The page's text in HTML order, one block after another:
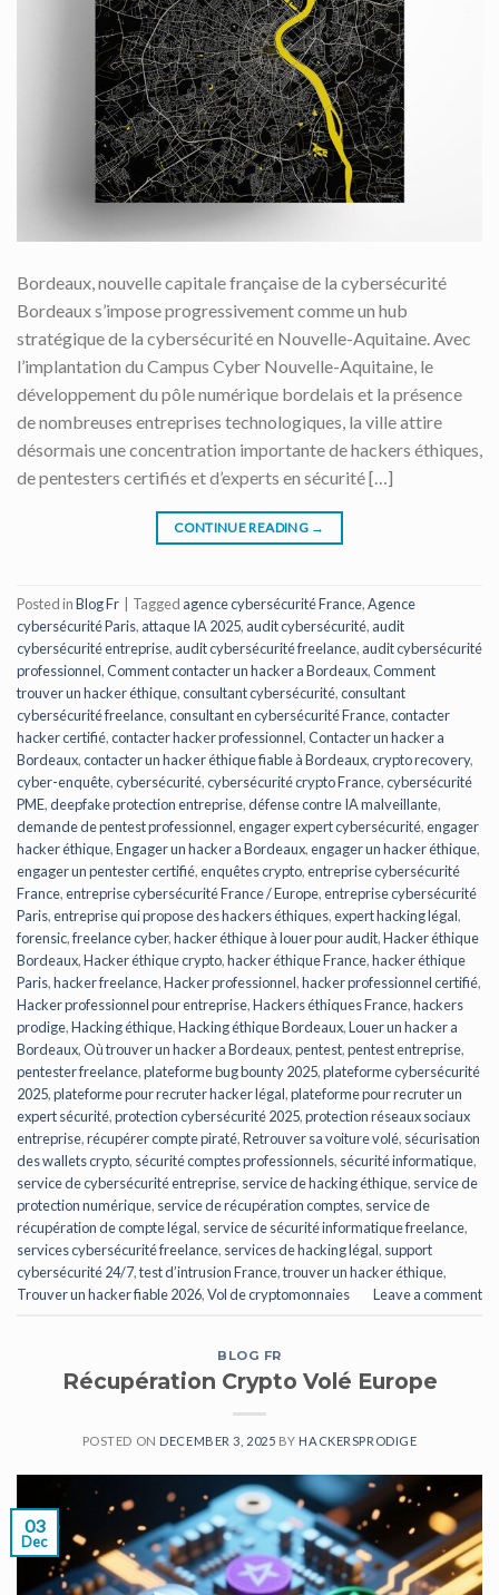
Bordeaux, nouvelle capitale française de la cybersécurité
Bordeaux s’impose progressivement comme un hub
stratégique de la cybersécurité en Nouvelle-Aquitaine. Avec
l’implantation du Campus Cyber Nouvelle-Aquitaine, le
développement du pôle numérique bordelais et la présence
de nombreuses entreprises technologiques, la ville attire
désormais une concentration importante de hackers éthiques,
de pentesters certifiés et d’experts en sécurité […]
CONTINUE READING →
Posted inBlog Fr Tagged agence cybersécurité France,Agence
cybersécurité Paris, attaque IA 2025, audit cybersécurité, audit
cybersécurité entreprise, audit cybersécurité freelance, audit cybersécurité
professionnel,Comment contacter un hacker a Bordeaux,Comment
trouver un hacker éthique,consultant cybersécurité,consultant
cybersécurité freelance,consultant en cybersécurité France,contacter
hacker certifié,contacter hacker professionnel,Contacter un hacker a
Bordeaux,contacter un hacker éthique fiable à Bordeaux,crypto recovery,
cyber-enquête,cybersécurité,cybersécurité crypto France,cybersécurité
PME,deepfake protection entreprise,défense contre IA malveillante,
demande de pentest professionnel,engager expert cybersécurité,engager
hacker éthique,Engager un hacker a Bordeaux,engager un hacker éthique,
engager un pentester certifié,enquêtes crypto,entreprise cybersécurité
France,entreprise cybersécurité France / Europe,entreprise cybersécurité
Paris,entreprise qui propose des hackers éthiques,expert hacking légal,
forensic,freelance cyber,hacker éthique à louer pour audit,Hacker éthique
Bordeaux,Hacker éthique crypto,hacker éthique France,hacker éthique
Paris,hacker freelance,Hacker professionnel,hacker professionnel certifié,
Hacker professionnel pour entreprise,Hackers éthiques France,hackers
prodige,Hacking éthique,Hacking éthique Bordeaux,Louer un hacker a
Bordeaux,Où trouver un hacker a Bordeaux,pentest,pentest entreprise,
pentester freelance,plateforme bug bounty 2025,plateforme cybersécurité
2025,plateforme pour recruter hacker légal,plateforme pour recruter un
expert sécurité,protection cybersécurité 2025,protection réseaux sociaux
entreprise,récupérer compte piraté,Retrouver sa voiture volé, sécurisation
des wallets crypto, sécurité comptes professionnels, sécurité informatique,
service de cybersécurité entreprise, service de hacking éthique, service de
protection numérique, service de récupération comptes, service de
récupération de compte légal, service de sécurité informatique freelance,
services cybersécurité freelance, services de hacking légal, support
cybersécurité 24/7,test d’intrusion France,trouver un hacker éthique,
Trouver un hacker fiable 2026,Vol de cryptomonnaies Leave a comment
BLOG FR
Récupération Crypto Volé Europe
POSTED ON DECEMBER 3, 2025 BY HACKERSPRODIGE
03
Dec